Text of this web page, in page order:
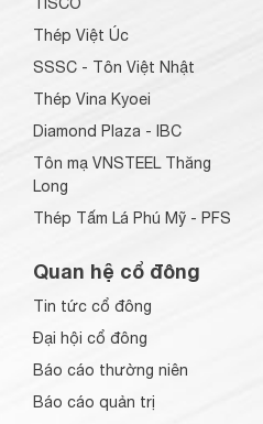
TISCO
Thép Việt Úc
SSSC - Tôn Việt Nhật
Thép Vina Kyoei
Diamond Plaza - IBC
Tôn mạ VNSTEEL Thăng
Long
Thép Tấm Lá Phú Mỹ - PFS
Quan hệ cổ đông
Tin tức cổ đông
Đại hội cổ đông
Báo cáo thường niên
Báo cáo quản trị